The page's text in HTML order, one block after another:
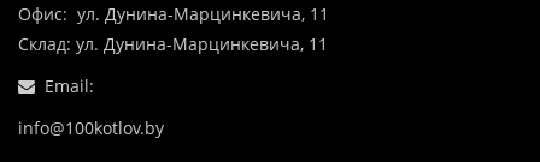
Офис: ул. Дунина-Марцинкевича, 11
Склад: ул. Дунина-Марцинкевича, 11
Email:
info@100kotlov.by